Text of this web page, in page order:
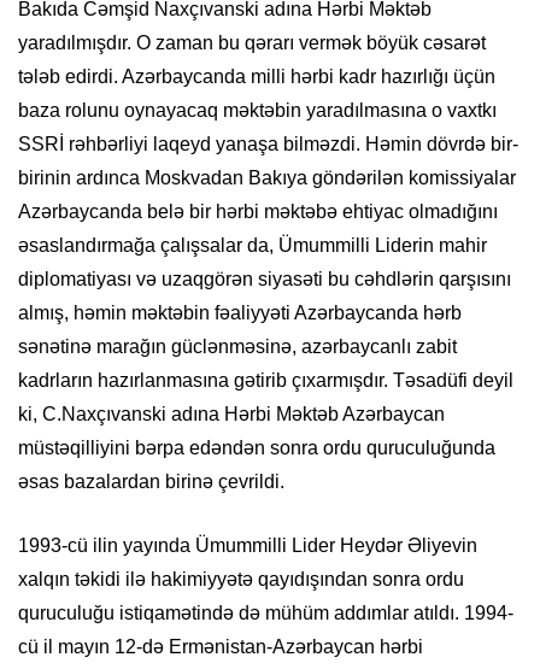
Bakıda Cəmşid Naxçıvanski adına Hərbi Məktəb
yaradılmışdır. O zaman bu qərarı vermək böyük cəsarət
tələb edirdi. Azərbaycanda milli hərbi kadr hazırlığı üçün
baza rolunu oynayacaq məktəbin yaradılmasına o vaxtkı
SSRİ rəhbərliyi laqeyd yanaşa bilməzdi. Həmin dövrdə bir-
birinin ardınca Moskvadan Bakıya göndərilən komissiyalar
Azərbaycanda belə bir hərbi məktəbə ehtiyac olmadığını
əsaslandırmağa çalışsalar da, Ümummilli Liderin mahir
diplomatiyası və uzaqgörən siyasəti bu cəhdlərin qarşısını
almış, həmin məktəbin fəaliyyəti Azərbaycanda hərb
sənətinə marağın güclənməsinə, azərbaycanlı zabit
kadrların hazırlanmasına gətirib çıxarmışdır. Təsadüfi deyil
ki, C.Naxçıvanski adına Hərbi Məktəb Azərbaycan
müstəqilliyini bərpa edəndən sonra ordu quruculuğunda
əsas bazalardan birinə çevrildi.
1993-cü ilin yayında Ümummilli Lider Heydər Əliyevin
xalqın təkidi ilə hakimiyyətə qayıdışından sonra ordu
quruculuğu istiqamətində də mühüm addımlar atıldı. 1994-
cü il mayın 12-də Ermənistan-Azərbaycan hərbi